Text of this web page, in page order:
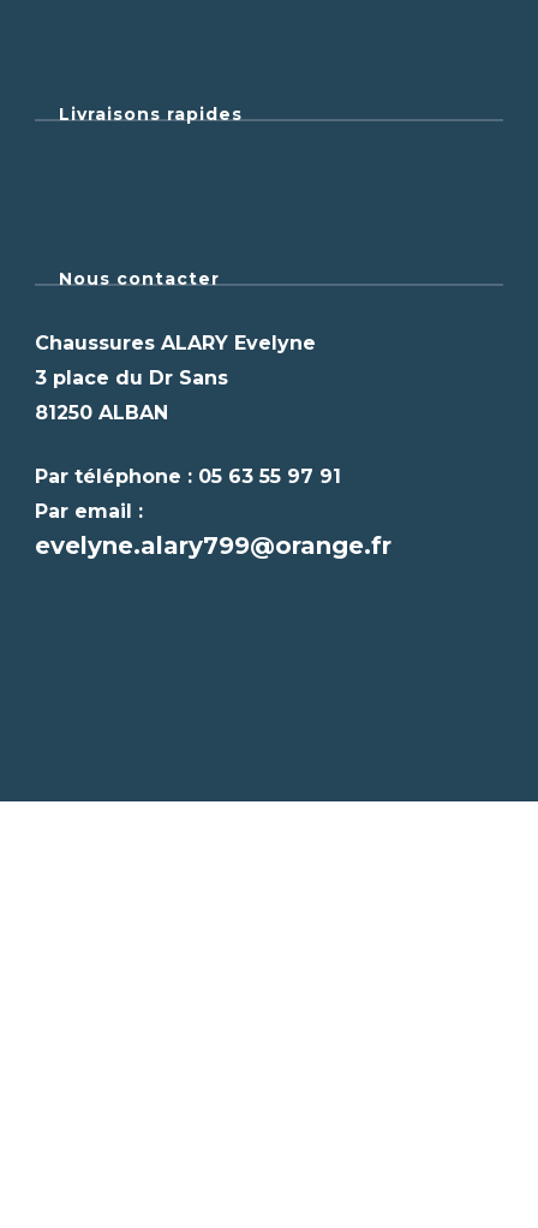
Livraisons rapides
Nous contacter
Chaussures ALARY Evelyne
3 place du Dr Sans
81250 ALBAN
Par téléphone : 05 63 55 97 91
Par email :
evelyne.alary799@orange.fr